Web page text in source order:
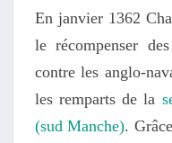
En janvier 1362
le récompenser
contre les anglo-
les remparts de la
(sud Manche).